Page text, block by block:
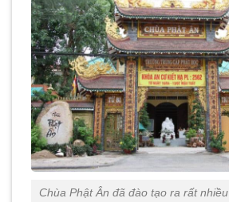
Chùa Phật Ân đã đào tạo ra rất